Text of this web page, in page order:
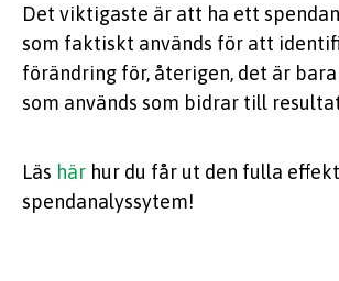
Det viktigaste är att ha ett
som faktiskt används för att
förändring för, återigen, det är
som används som bidrar till
Läs här hur du får ut den fulla
spendanalyssytem!